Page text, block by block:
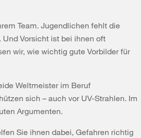
Team. Jugendlichen fehlt die
Vorsicht ist bei ihnen oft
wir, wie wichtig gute Vorbilder für
Weltmeister im Beruf
sich – auch vor UV-Strahlen. Im
Argumenten.
Sie ihnen dabei, Gefahren richtig